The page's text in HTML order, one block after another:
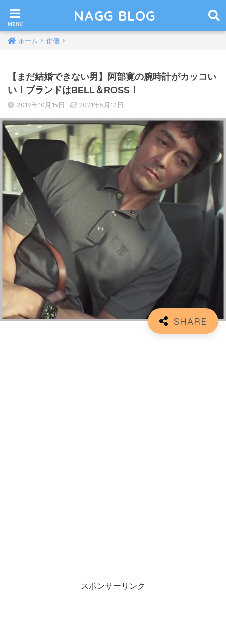
NAGG BLOG
ホーム 俳優
【まだ結婚できない男】阿部寛の腕時計がカッコい
い！ブランドはBELL＆ROSS！
2019年10月15日 2021年5月12日
スポンサーリンク